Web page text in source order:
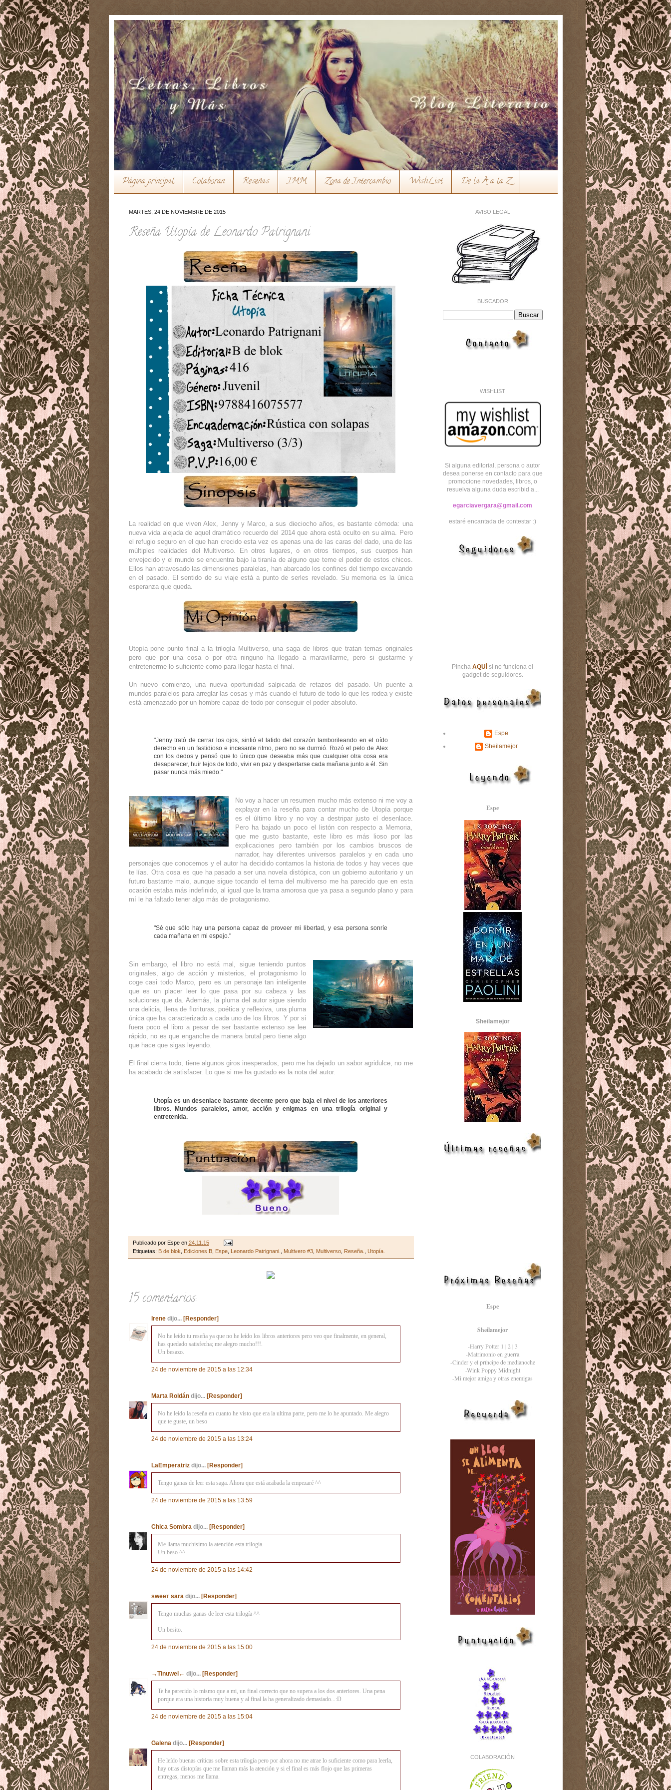
Página principal Colaboran Reseñas IMM Zona de Intercambio WishList De la A a la Z
MARTES, 24 DE NOVIEMBRE DE 2015
Reseña Utopía de Leonardo Patrignani
La realidad en que viven Alex, Jenny y Marco, a sus dieciocho años, es bastante cómoda: una
nueva vida alejada de aquel dramático recuerdo del 2014 que ahora está oculto en su alma. Pero
el refugio seguro en el que han crecido esta vez es apenas una de las caras del dado, una de las
múltiples realidades del Multiverso. En otros lugares, o en otros tiempos, sus cuerpos han
envejecido y el mundo se encuentra bajo la tiranía de alguno que teme el poder de estos chicos.
Ellos han atravesado las dimensiones paralelas, han abarcado los confines del tiempo excavando
en el pasado. El sentido de su viaje está a punto de serles revelado. Su memoria es la única
esperanza que queda.
Utopía pone punto final a la trilogía Multiverso, una saga de libros que tratan temas originales
pero que por una cosa o por otra ninguno ha llegado a maravillarme, pero si gustarme y
entretenerme lo suficiente como para llegar hasta el final.
Un nuevo comienzo, una nueva oportunidad salpicada de retazos del pasado. Un puente a
mundos paralelos para arreglar las cosas y más cuando el futuro de todo lo que les rodea y existe
está amenazado por un hombre capaz de todo por conseguir el poder absoluto.
"Jenny trató de cerrar los ojos, sintió el latido del corazón tamborileando en el oído
derecho en un fastidioso e incesante ritmo, pero no se durmió. Rozó el pelo de Alex
con los dedos y pensó que lo único que deseaba más que cualquier otra cosa era
desaparecer, huir lejos de todo, vivir en paz y despertarse cada mañana junto a él. Sin
pasar nunca más miedo."
No voy a hacer un resumen mucho más extenso ni me voy a
explayar en la reseña para contar mucho de Utopía porque
es el último libro y no voy a destripar justo el desenlace.
Pero ha bajado un poco el listón con respecto a Memoria,
que me gusto bastante, este libro es más lioso por las
explicaciones pero también por los cambios bruscos de
narrador, hay diferentes universos paralelos y en cada uno
personajes que conocemos y el autor ha decidido contarnos la historia de todos y hay veces que
te lías. Otra cosa es que ha pasado a ser una novela distópica, con un gobierno autoritario y un
futuro bastante malo, aunque sigue tocando el tema del multiverso me ha parecido que en esta
ocasión estaba más indefinido, al igual que la trama amorosa que ya pasa a segundo plano y para
mí le ha faltado tener algo más de protagonismo.
"Sé que sólo hay una persona capaz de proveer mi libertad, y esa persona sonríe
cada mañana en mi espejo."
Sin embargo, el libro no está mal, sigue teniendo puntos
originales, algo de acción y misterios, el protagonismo lo
coge casi todo Marco, pero es un personaje tan inteligente
que es un placer leer lo que pasa por su cabeza y las
soluciones que da. Además, la pluma del autor sigue siendo
una delicia, llena de florituras, poética y reflexiva, una pluma
única que ha caracterizado a cada uno de los libros. Y por si
fuera poco el libro a pesar de ser bastante extenso se lee
rápido, no es que enganche de manera brutal pero tiene algo
que hace que sigas leyendo.
El final cierra todo, tiene algunos giros inesperados, pero me ha dejado un sabor agridulce, no me
ha acabado de satisfacer. Lo que si me ha gustado es la nota del autor.
Utopía es un desenlace bastante decente pero que baja el nivel de los anteriores
libros. Mundos paralelos, amor, acción y enigmas en una trilogía original y
entretenida.
Publicado por Espe en 24.11.15
Etiquetas: B de blok Ediciones B, Espe, Leonardo Patrignani. Multivero #3, Multiverso, Reseña. Utopía.
15 comentarios:
Irenedijo... [Responder]
No he leído tu reseña ya que no he leído los libros anteriores pero veo que finalmente, en general,
has quedado satisfecha; me alegro mucho!!!.
Un besazo.
24 de noviembre de 2015 a las 12:34
Marta Roldándijo... [Responder]
No he leido la reseña en cuanto he visto que era la ultima parte, pero me lo he apuntado. Me alegro
que te guste, un beso
24 de noviembre de 2015 a las 13:24
LaEmperatrizdijo... [Responder]
Tengo ganas de leer esta saga. Ahora que está acabada la empezaré ^^
24 de noviembre de 2015 a las 13:59
Chica Sombra dijo... [Responder]
Me llama muchísimo la atención esta trilogía.
Un beso ^^
24 de noviembre de 2015 a las 14:42
ѕweeт ѕara dijo... [Responder]
Tengo muchas ganas de leer esta trilogía ^^
Un besito.
24 de noviembre de 2015 a las 15:00
→Tinuwel← dijo... [Responder]
Te ha parecido lo mismo que a mi, un final correcto que no supera a los dos anteriores. Una pena
porque era una historia muy buena y al final la ha generalizado demasiado...:D
24 de noviembre de 2015 a las 15:04
Galena dijo... [Responder]
He leído buenas críticas sobre esta trilogía pero por ahora no me atrae lo suficiente como para leerla,
hay otras distopías que me llaman más la atención y si el final es más flojo que las primeras
entregas, menos me llama.
AVISO LEGAL
BUSCADOR
WISHLIST
Si alguna editorial, persona o autor
desea ponerse en contacto para que
promocione novedades, libros, o
resuelva alguna duda escribid a...
egarciavergara@gmail.com
estaré encantada de contestar :)
Pincha AQUÍ si no funciona el
gadget de seguidores.
Espe
Sheilamejor
Espe
Sheilamejor
Espe
Sheilamejor
-Harry Potter 1 | 2 | 3
-Matrimonio en guerra
-Cinder y el príncipe de medianoche
-Wink Poppy Midnight
-Mi mejor amiga y otras enemigas
COLABORACIÓN